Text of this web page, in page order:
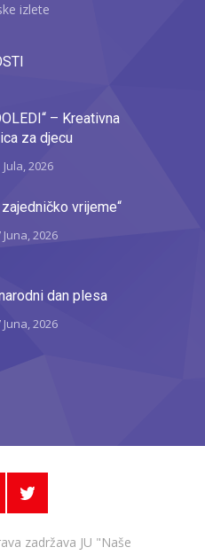
izlete
– Kreativna
za djecu
Jula, 2026
zajedničko vrijeme“
Juna, 2026
dan plesa
Juna, 2026
zadržava JU "Naše